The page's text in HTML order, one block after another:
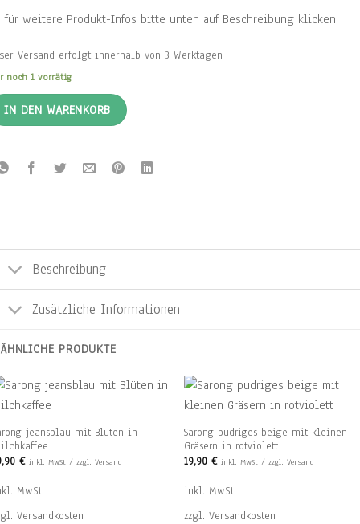
für weitere Produkt-Infos bitte unten auf Beschreibung klicken
Versand erfolgt innerhalb von 3 Werktagen
noch 1 vorrätig
IN DEN WARENKORB
Beschreibung
Zusätzliche Informationen
ÄHNLICHE PRODUKTE
jeansblau mit Blüten in
€ inkl. MwSt / zzgl. Versand
MwSt.
Versandkosten
Sarong pudriges beige mit kleinen
Gräsern in rotviolett
19,90 € inkl. MwSt / zzgl. Versand
inkl. MwSt.
zzgl. Versandkosten